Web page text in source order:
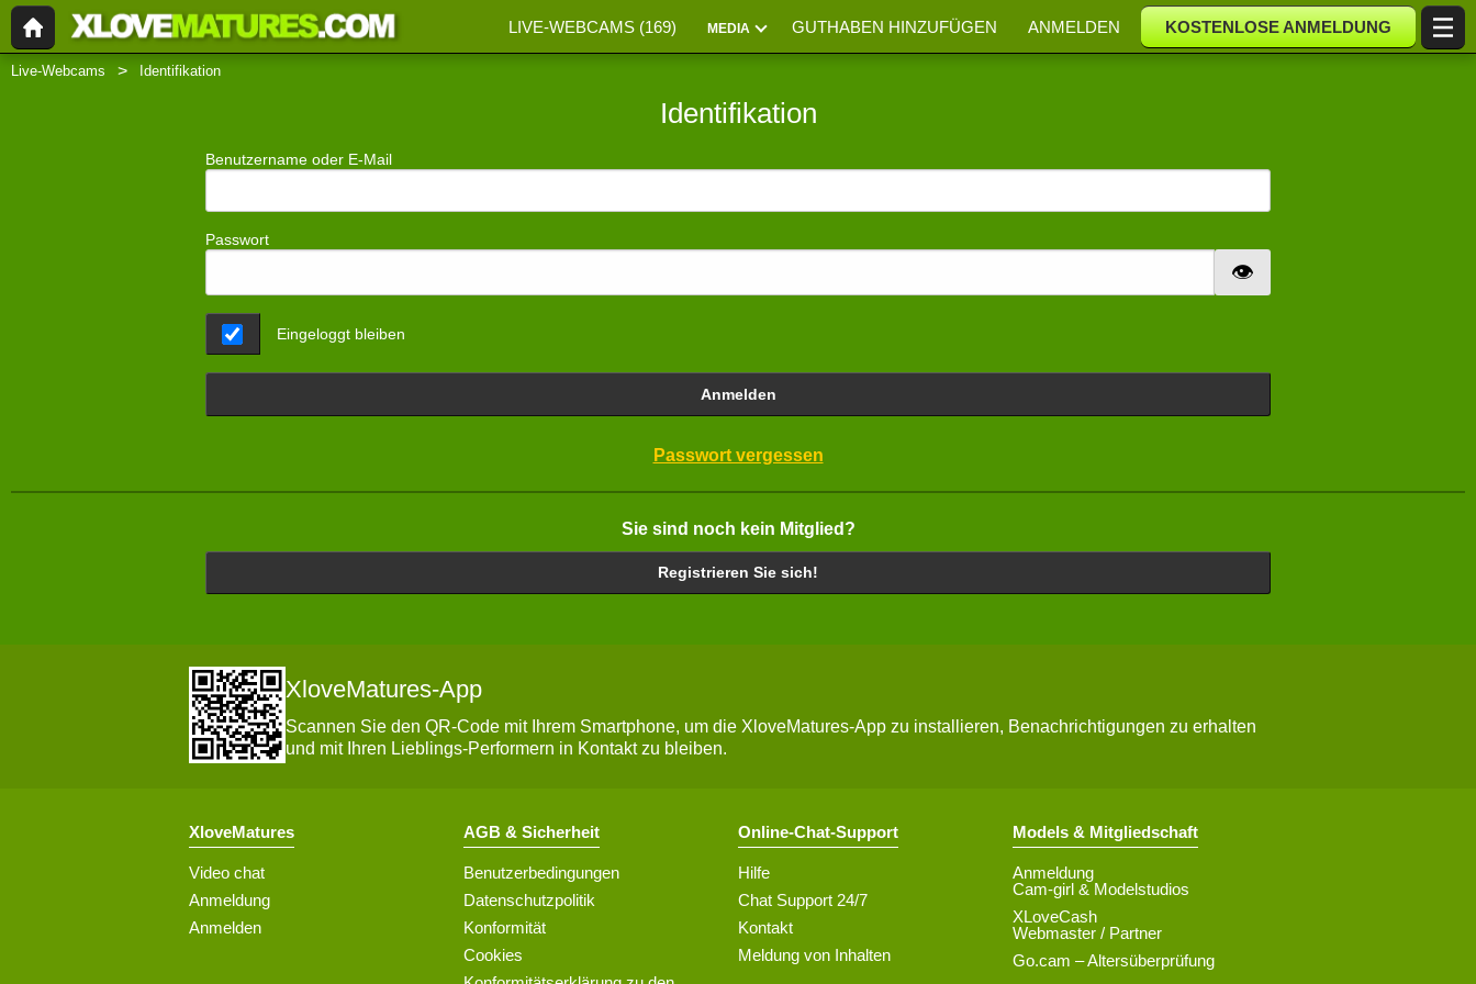
LIVE-WEBCAMS (169) MEDIA GUTHABEN HINZUFÜGEN ANMELDEN KOSTENLOSE ANMELDUNG
Live-Webcams Identifikation
Identifikation
Benutzername oder E-Mail
Passwort
Eingeloggt bleiben
Anmelden
Passwort vergessen
Sie sind noch kein Mitglied?
Registrieren Sie sich!
XloveMatures-App
Scannen Sie den QR-Code mit Ihrem Smartphone, um die XloveMatures-App zu installieren, Benachrichtigungen zu erhalten
und mit Ihren Lieblings-Performern in Kontakt zu bleiben.
XloveMatures
Video chat
Anmeldung
Anmelden
AGB & Sicherheit
Benutzerbedingungen
Datenschutzpolitik
Konformität
Cookies
Online-Chat-Support
Hilfe
Chat Support 24/7
Kontakt
Meldung von Inhalten
Models & Mitgliedschaft
Anmeldung
Cam-girl & Modelstudios
XLoveCash
Webmaster / Partner
Go.cam – Altersüberprüfung